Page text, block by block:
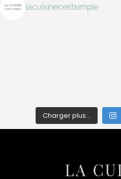
lacuisinecestsimple
Charger plus…